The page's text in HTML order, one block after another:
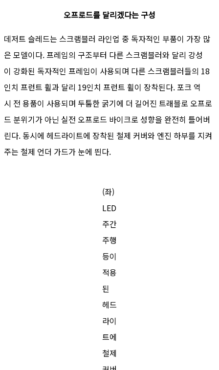
오프로드를 달리겠다는 구성
데저트 슬레드는 스크램블러 라인업 중 독자적인 부품이 가장 많
은 모델이다. 프레임의 구조부터 다른 스크램블러와 달리 강성
이 강화된 독자적인 프레임이 사용되며 다른 스크램블러들의 18
인치 프런트 휠과 달리 19인치 프런트 휠이 장착된다. 포크 역
시 전 용품이 사용되며 두툼한 굵기에 더 길어진 트래블로 오프로
드 분위기가 아닌 실전 오프로드 바이크로 성향을 완전히 틀어버
린다. 동시에 헤드라이트에 장착된 철제 커버와 엔진 하부를 지켜
주는 철제 언더 가드가 눈에 띈다.
(좌)
LED
주간
주행
등이
적용
된
헤드
라이
트에
철제